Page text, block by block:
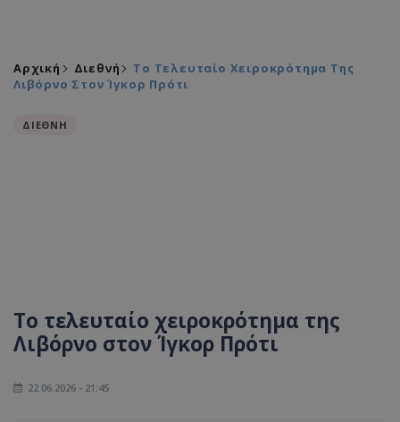
Αρχική Διεθνή
Το Τελευταίο Χειροκρότημα Της
Λιβόρνο Στον Ίγκορ Πρότι
ΔΙΕΘΝΗ
Το τελευταίο χειροκρότημα της
Λιβόρνο στον Ίγκορ Πρότι
22.06.2026 - 21:45